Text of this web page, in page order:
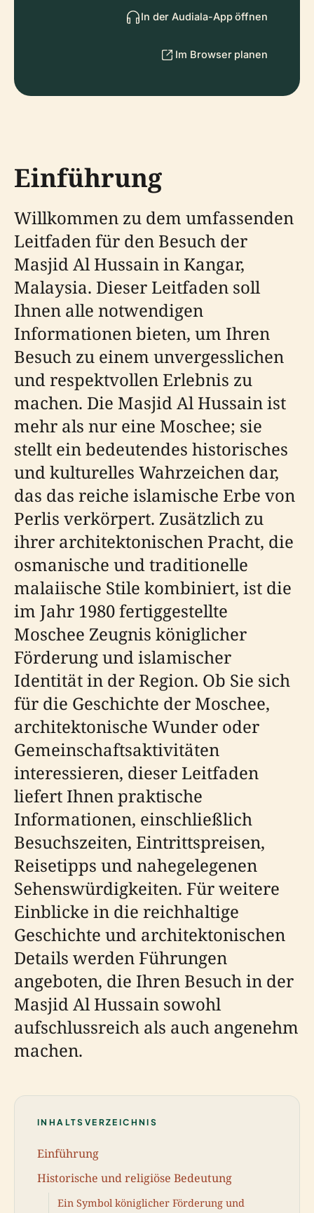
In der Audiala-App öffnen
Im Browser planen
Einführung
Willkommen zu dem umfassenden
Leitfaden für den Besuch der
Masjid Al Hussain in Kangar,
Malaysia. Dieser Leitfaden soll
Ihnen alle notwendigen
Informationen bieten, um Ihren
Besuch zu einem unvergesslichen
und respektvollen Erlebnis zu
machen. Die Masjid Al Hussain ist
mehr als nur eine Moschee; sie
stellt ein bedeutendes historisches
und kulturelles Wahrzeichen dar,
das das reiche islamische Erbe von
Perlis verkörpert. Zusätzlich zu
ihrer architektonischen Pracht, die
osmanische und traditionelle
malaiische Stile kombiniert, ist die
im Jahr 1980 fertiggestellte
Moschee Zeugnis königlicher
Förderung und islamischer
Identität in der Region. Ob Sie sich
für die Geschichte der Moschee,
architektonische Wunder oder
Gemeinschaftsaktivitäten
interessieren, dieser Leitfaden
liefert Ihnen praktische
Informationen, einschließlich
Besuchszeiten, Eintrittspreisen,
Reisetipps und nahegelegenen
Sehenswürdigkeiten. Für weitere
Einblicke in die reichhaltige
Geschichte und architektonischen
Details werden Führungen
angeboten, die Ihren Besuch in der
Masjid Al Hussain sowohl
aufschlussreich als auch angenehm
machen.
INHALTSVERZEICHNIS
Einführung
Historische und religiöse Bedeutung
Ein Symbol königlicher Förderung und